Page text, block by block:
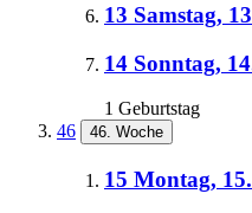
13 Samstag,
14 Sonntag,
1 Geburtstag
46
46. Woche
15 Montag,